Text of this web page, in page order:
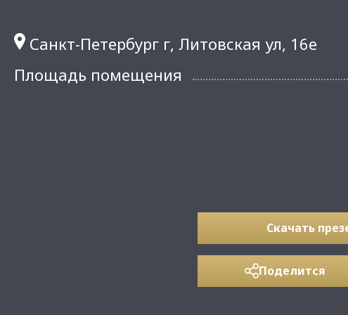
Санкт-Петербург г, Литовская ул, 16е
Площадь помещения
Скачать
Поделится